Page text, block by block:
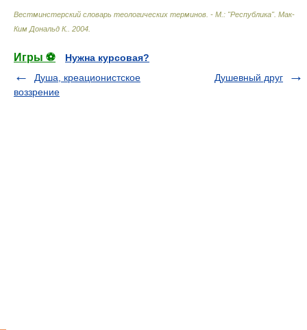
Вестминстерский словарь теологических терминов. - М.: "Республика". Мак-
Ким Дональд К.
2004
Игры ⚽
Нужна курсовая?
Душа, креационистское
воззрение
Душевный друг